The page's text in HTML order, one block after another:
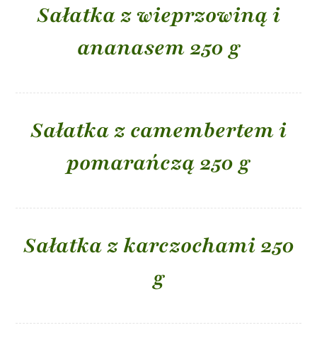
Sałatka z wieprzowiną i
ananasem 250 g
Sałatka z camembertem i
pomarańczą 250 g
Sałatka z karczochami 250
g